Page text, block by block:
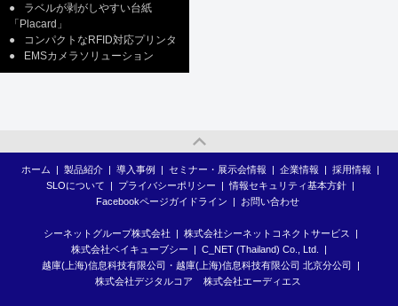
●
ラベルが剥がしやすい台紙
「Placard」
●
コンパクトなRFID対応プリンタ
●
EMSカメラソリューション
ホーム | 製品紹介 | 導入事例 | セミナー・展示会情報 | 企業情報 | 採用情報
|
SLOについて
| プライバシーポリシー | 情報セキュリティ基本方針 |
Facebookページガイドライン
| お問い合わせ
シーネットグループ株式会社 | 株式会社シーネットコネクトサービス
|
株式会社ベイキューブシー
| C_NET (Thailand) Co., Ltd.
|
越庫(上海)信息科技有限公司・越庫(上海)信息科技有限公司 北京分公司
|
株式会社デジタルコア
株式会社エーディエス